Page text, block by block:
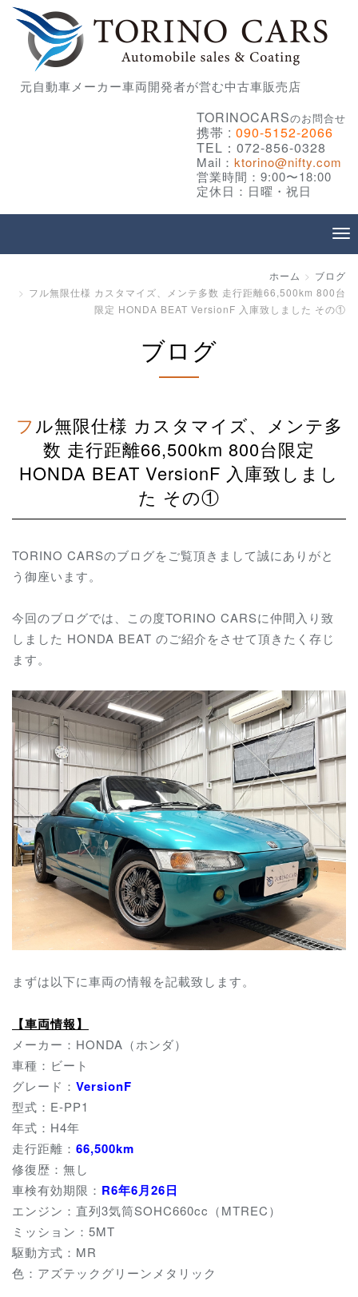
元自動車メーカー車両開発者が営む中古車販売店
TORINOCARSのお問合せ
携帯 : 090-5152-2066
TEL：072-856-0328
Mail： ktorino@nifty.com
営業時間：9:00〜18:00
定休日：日曜・祝日
ホーム
ブログ
フル無限仕様 カスタマイズ、メンテ多数 走行距離66,500km 800台
限定 HONDA BEAT VersionF 入庫致しました その①
ブログ
フル無限仕様 カスタマイズ、メンテ多
数 走行距離66,500km 800台限定
HONDA BEAT VersionF 入庫致しまし
た その①
TORINO CARSのブログをご覧頂きまして誠にありがと
う御座います。
今回のブログでは、この度TORINO CARSに仲間入り致
しました HONDA BEAT のご紹介をさせて頂きたく存じ
ます。
まずは以下に車両の情報を記載致します。
【車両情報】
メーカー：HONDA（ホンダ）
車種：ビート
グレード： VersionF
型式：E-PP1
年式：H4年
走行距離： 66,500km
修復歴：無し
車検有効期限： R6年6月26日
エンジン：直列3気筒SOHC660cc（MTREC）
ミッション：5MT
駆動方式：MR
色：アズテックグリーンメタリック